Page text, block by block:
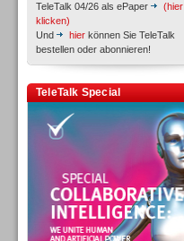
TeleTalk 04/26 als ePaper
(hier
klicken)
Und
hier können Sie TeleTalk
bestellen oder abonnieren!
TeleTalk Special
Personal